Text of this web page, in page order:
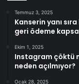
Temmuz 3, 2025
Kanserin yanı
geri ödeme
Ekim 1, 2025
Instagram çöktü
neden açılmıyor?
Ocak 28, 2025